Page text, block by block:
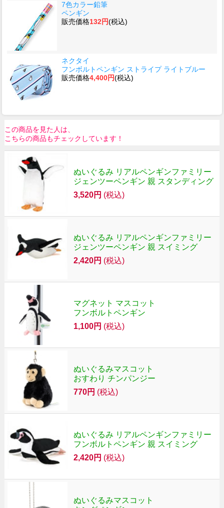
7色カラー鉛筆
ペンギン
販売価格132円(税込)
ネクタイ
フンボルトペンギン ストライプ ライトブルー
販売価格4,400円(税込)
この商品を見た人は、
こちらの商品もチェックしています！
ぬいぐるみ リアルペンギンファミリー
ジェンツーペンギン 親 スタンディング
3,520円 (税込)
ぬいぐるみ リアルペンギンファミリー
ジェンツーペンギン 親 スイミング
2,420円 (税込)
マグネット マスコット
フンボルトペンギン
1,100円 (税込)
ぬいぐるみマスコット
おすわり チンパンジー
770円 (税込)
ぬいぐるみ リアルペンギンファミリー
フンボルトペンギン 親 スイミング
2,420円 (税込)
ぬいぐるみマスコット